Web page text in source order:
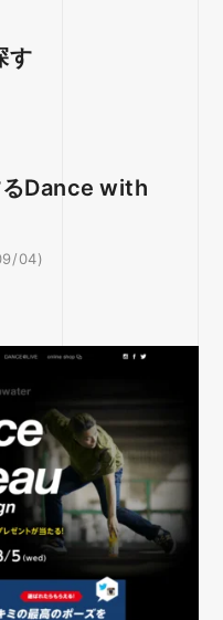
す
データ収集
日用品
自治体
メーカー
不動産
Dance with
04)